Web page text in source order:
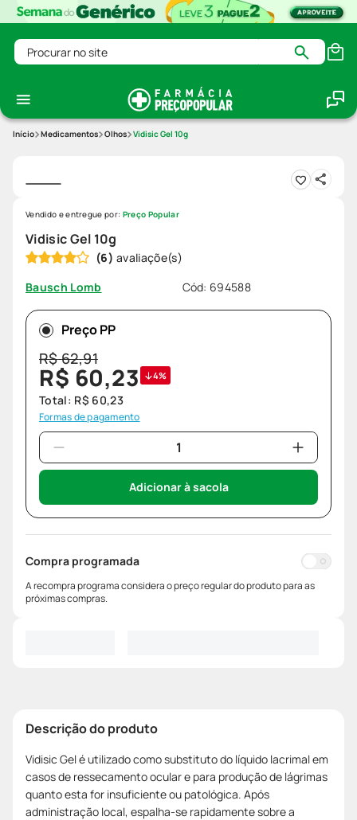
Procurar no site
Medicamentos Olhos Vidisic Gel 10g
Vidisic Gel 10g
(6)
Bausch Lomb
Cód: 694588
Vendido e entregue por: Preço Popular
Preço PP
R$62,91
R$ 60,23 4%
Total: R$ 60,23
Formas de pagamento
Adicionar à sacola
Compra programada
A recompra programa considera o preço regular do produto para as
próximas compras.
Descrição do produto
Vidisic Gel é utilizado como substituto do líquido lacrimal em
casos de ressecamento ocular e para produção de lágrimas
quanto esta for insuficiente ou patológica. Após
administração local, espalha-se rapidamente sobre a